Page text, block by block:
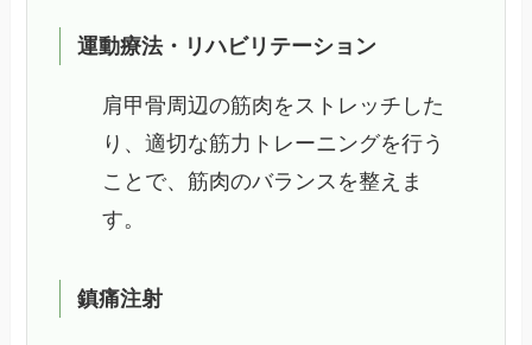
運動療法・リハビリテーション
肩甲骨周辺の筋肉をストレッチした
り、適切な筋力トレーニングを行う
ことで、筋肉のバランスを整えま
す。
鎮痛注射